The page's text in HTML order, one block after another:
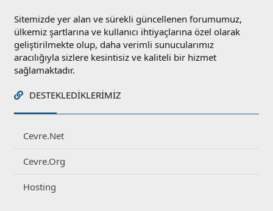
Sitemizde yer alan ve sürekli güncellenen forumumuz,
ülkemiz şartlarına ve kullanıcı ihtiyaçlarına özel olarak
geliştirilmekte olup, daha verimli sunucularımız
aracılığıyla sizlere kesintisiz ve kaliteli bir hizmet
sağlamaktadır.
DESTEKLEDIKLERIMIZ
Cevre.Net
Cevre.Org
Hosting